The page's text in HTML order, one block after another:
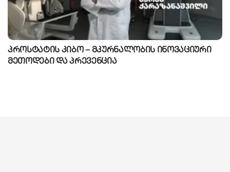
პროსტატის კიბო – მკურნალობის ინოვაციური
მეთოდები და პრევენცია